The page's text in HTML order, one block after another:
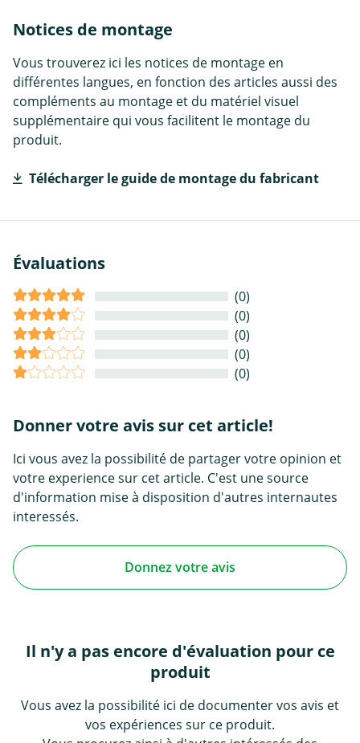
Notices de montage
Vous trouverez ici les notices de montage en
différentes langues, en fonction des articles aussi des
compléments au montage et du matériel visuel
supplémentaire qui vous facilitent le montage du
produit.
Télécharger le guide de montage du fabricant
Évaluations
(0)
(0)
(0)
(0)
(0)
Donner votre avis sur cet article!
Ici vous avez la possibilité de partager votre opinion et
votre experience sur cet article. C'est une source
d'information mise à disposition d'autres internautes
interessés.
Donnez votre avis
Il n'y a pas encore d'évaluation pour ce
produit
Vous avez la possibilité ici de documenter vos avis et
vos expériences sur ce produit.